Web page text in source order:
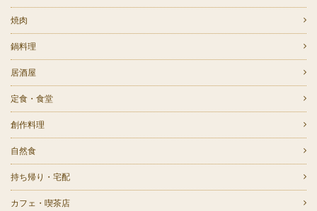
焼肉
鍋料理
居酒屋
定食・食堂
創作料理
自然食
持ち帰り・宅配
カフェ・喫茶店